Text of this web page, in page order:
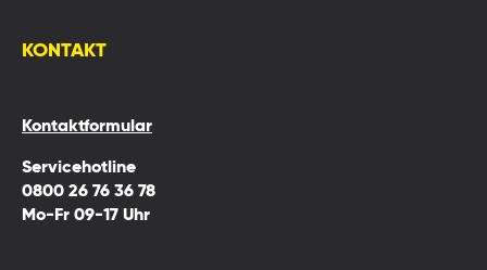
KONTAKT
Kontaktformular
Servicehotline
0800 26 76 36 78
Mo-Fr 09-17 Uhr